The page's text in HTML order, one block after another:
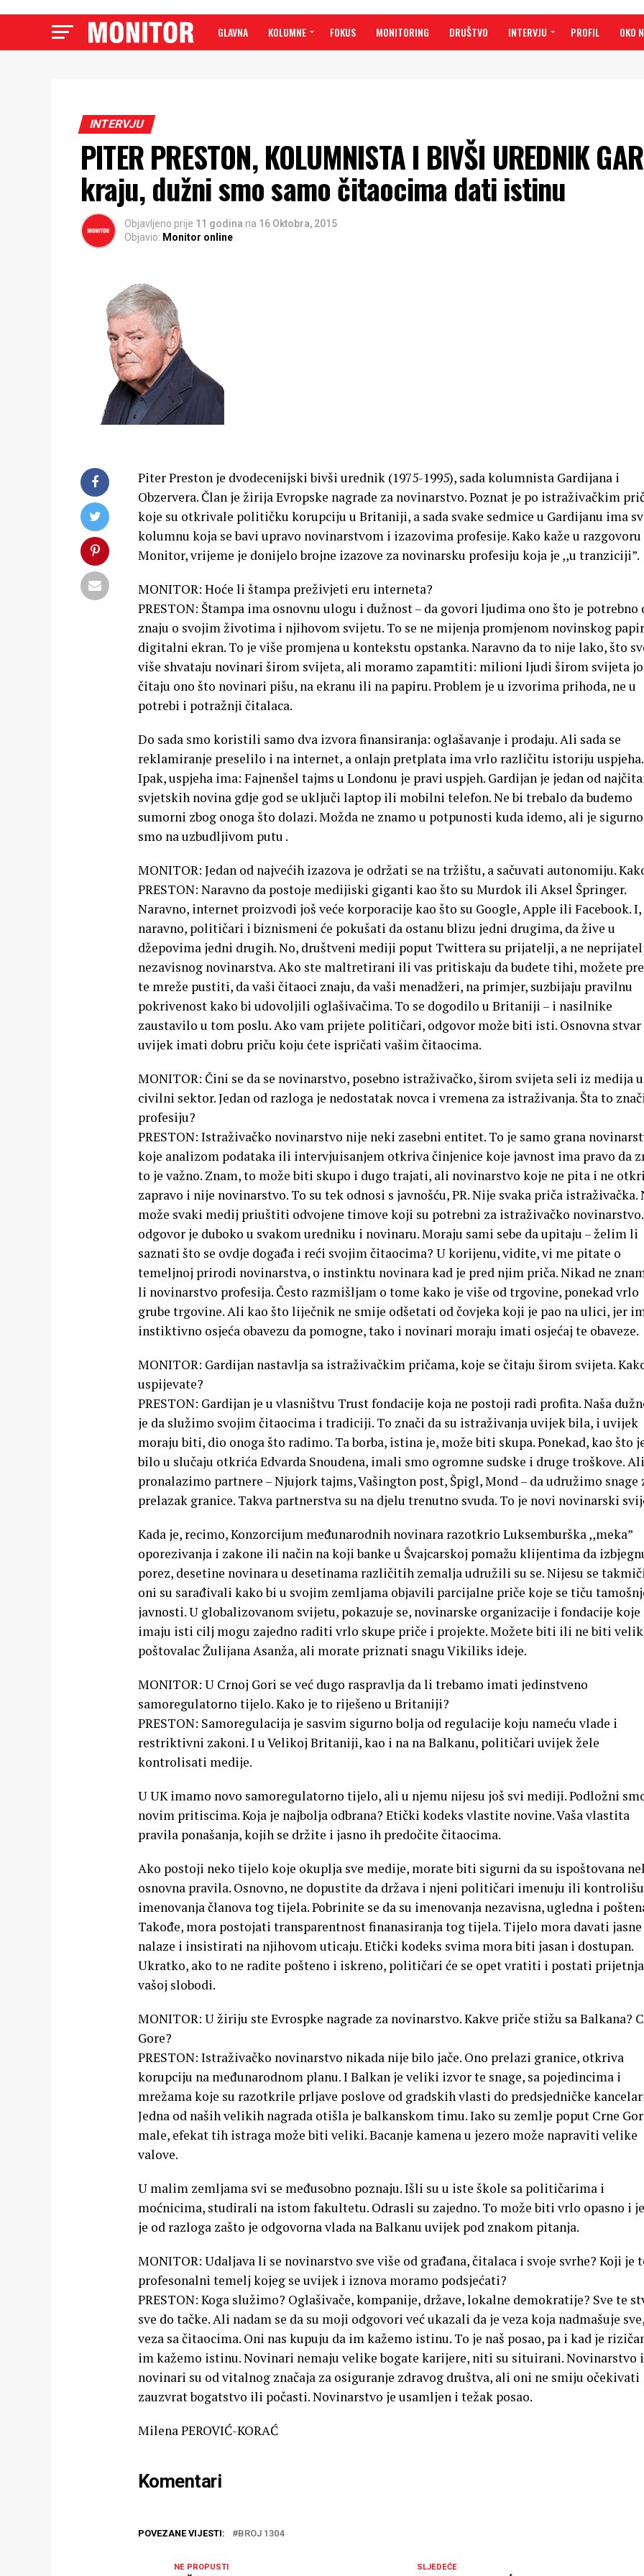
GLAVNA KOLUMNE FOKUS MONITORING DRUŠTVO INTERVJU PROFIL OKO
INTERVJU
PITER PRESTON, KOLUMNISTA I BIVŠI UREDNIK
kraju, dužni smo samo čitaocima dati istinu
Objavljeno prije 11 godina na 16 Oktobra, 2015
Objavio: Monitor online
Piter Preston je dvodecenijski bivši urednik (1975-1995), sada kolumnista Gardijana i
Obzervera. Član je žirija Evropske nagrade za novinarstvo. Poznat je po istraživačkim
koje su otkrivale političku korupciju u Britaniji, a sada svake sedmice u Gardijanu ima
kolumnu koja se bavi upravo novinarstvom i izazovima profesije. Kako kaže u razgovoru
Monitor, vrijeme je donijelo brojne izazove za novinarsku profesiju koja je ,,u tranziciji”.
MONITOR: Hoće li štampa preživjeti eru interneta?
PRESTON: Štampa ima osnovnu ulogu i dužnost – da govori ljudima ono što je potrebno
znaju o svojim životima i njihovom svijetu. To se ne mijenja promjenom novinskog
digitalni ekran. To je više promjena u kontekstu opstanka. Naravno da to nije lako, što
više shvataju novinari širom svijeta, ali moramo zapamtiti: milioni ljudi širom svijeta
čitaju ono što novinari pišu, na ekranu ili na papiru. Problem je u izvorima prihoda, ne u
potrebi i potražnji čitalaca.
Do sada smo koristili samo dva izvora finansiranja: oglašavanje i prodaju. Ali sada se
reklamiranje preselilo i na internet, a onlajn pretplata ima vrlo različitu istoriju uspjeha.
Ipak, uspjeha ima: Fajnenšel tajms u Londonu je pravi uspjeh. Gardijan je jedan od
svjetskih novina gdje god se uključi laptop ili mobilni telefon. Ne bi trebalo da budemo
sumorni zbog onoga što dolazi. Možda ne znamo u potpunosti kuda idemo, ali je
smo na uzbudljivom putu .
MONITOR: Jedan od najvećih izazova je održati se na tržištu, a sačuvati autonomiju.
PRESTON: Naravno da postoje medijiski giganti kao što su Murdok ili Aksel Špringer.
Naravno, internet proizvodi još veće korporacije kao što su Google, Apple ili Facebook. I,
naravno, političari i biznismeni će pokušati da ostanu blizu jedni drugima, da žive u
džepovima jedni drugih. No, društveni mediji poput Twittera su prijatelji, a ne
nezavisnog novinarstva. Ako ste maltretirani ili vas pritiskaju da budete tihi, možete
te mreže pustiti, da vaši čitaoci znaju, da vaši menadžeri, na primjer, suzbijaju pravilnu
pokrivenost kako bi udovoljili oglašivačima. To se dogodilo u Britaniji – i nasilnike
zaustavilo u tom poslu. Ako vam prijete političari, odgovor može biti isti. Osnovna stvar
uvijek imati dobru priču koju ćete ispričati vašim čitaocima.
MONITOR: Čini se da se novinarstvo, posebno istraživačko, širom svijeta seli iz medija u
civilni sektor. Jedan od razloga je nedostatak novca i vremena za istraživanja. Šta to
profesiju?
PRESTON: Istraživačko novinarstvo nije neki zasebni entitet. To je samo grana
koje analizom podataka ili intervjuisanjem otkriva činjenice koje javnost ima pravo da
to je važno. Znam, to može biti skupo i dugo trajati, ali novinarstvo koje ne pita i ne
zapravo i nije novinarstvo. To su tek odnosi s javnošću, PR. Nije svaka priča istraživačka.
može svaki medij priuštiti odvojene timove koji su potrebni za istraživačko
odgovor je duboko u svakom uredniku i novinaru. Moraju sami sebe da upitaju – želim li
saznati što se ovdje događa i reći svojim čitaocima? U korijenu, vidite, vi me pitate o
temeljnoj prirodi novinarstva, o instinktu novinara kad je pred njim priča. Nikad ne
li novinarstvo profesija. Često razmišljam o tome kako je više od trgovine, ponekad vrlo
grube trgovine. Ali kao što liječnik ne smije odšetati od čovjeka koji je pao na ulici, jer
instiktivno osjeća obavezu da pomogne, tako i novinari moraju imati osjećaj te obaveze.
MONITOR: Gardijan nastavlja sa istraživačkim pričama, koje se čitaju širom svijeta.
uspijevate?
PRESTON: Gardijan je u vlasništvu Trust fondacije koja ne postoji radi profita. Naša
je da služimo svojim čitaocima i tradiciji. To znači da su istraživanja uvijek bila, i uvijek
moraju biti, dio onoga što radimo. Ta borba, istina je, može biti skupa. Ponekad, kao što
bilo u slučaju otkrića Edvarda Snoudena, imali smo ogromne sudske i druge troškove.
pronalazimo partnere – Njujork tajms, Vašington post, Špigl, Mond – da udružimo snage
prelazak granice. Takva partnerstva su na djelu trenutno svuda. To je novi novinarski
Kada je, recimo, Konzorcijum međunarodnih novinara razotkrio Luksemburška ,,meka”
oporezivanja i zakone ili način na koji banke u Švajcarskoj pomažu klijentima da
porez, desetine novinara u desetinama različitih zemalja udružili su se. Nijesu se
oni su sarađivali kako bi u svojim zemljama objavili parcijalne priče koje se tiču
javnosti. U globalizovanom svijetu, pokazuje se, novinarske organizacije i fondacije koje
imaju isti cilj mogu zajedno raditi vrlo skupe priče i projekte. Možete biti ili ne biti
poštovalac Žulijana Asanža, ali morate priznati snagu Vikiliks ideje.
MONITOR: U Crnoj Gori se već dugo raspravlja da li trebamo imati jedinstveno
samoregulatorno tijelo. Kako je to riješeno u Britaniji?
PRESTON: Samoregulacija je sasvim sigurno bolja od regulacije koju nameću vlade i
restriktivni zakoni. I u Velikoj Britaniji, kao i na na Balkanu, političari uvijek žele
kontrolisati medije.
U UK imamo novo samoregulatorno tijelo, ali u njemu nijesu još svi mediji. Podložni
novim pritiscima. Koja je najbolja odbrana? Etički kodeks vlastite novine. Vaša vlastita
pravila ponašanja, kojih se držite i jasno ih predočite čitaocima.
Ako postoji neko tijelo koje okuplja sve medije, morate biti sigurni da su ispoštovana
osnovna pravila. Osnovno, ne dopustite da država i njeni političari imenuju ili kontrolišu
imenovanja članova tog tijela. Pobrinite se da su imenovanja nezavisna, ugledna i
Takođe, mora postojati transparentnost finanasiranja tog tijela. Tijelo mora davati jasne
nalaze i insistirati na njihovom uticaju. Etički kodeks svima mora biti jasan i dostupan.
Ukratko, ako to ne radite pošteno i iskreno, političari će se opet vratiti i postati prijetnja
vašoj slobodi.
MONITOR: U žiriju ste Evrospke nagrade za novinarstvo. Kakve priče stižu sa Balkana?
Gore?
PRESTON: Istraživačko novinarstvo nikada nije bilo jače. Ono prelazi granice, otkriva
korupciju na međunarodnom planu. I Balkan je veliki izvor te snage, sa pojedincima i
mrežama koje su razotkrile prljave poslove od gradskih vlasti do predsjedničke
Jedna od naših velikih nagrada otišla je balkanskom timu. Iako su zemlje poput Crne
male, efekat tih istraga može biti veliki. Bacanje kamena u jezero može napraviti velike
valove.
U malim zemljama svi se međusobno poznaju. Išli su u iste škole sa političarima i
moćnicima, studirali na istom fakultetu. Odrasli su zajedno. To može biti vrlo opasno i
je od razloga zašto je odgovorna vlada na Balkanu uvijek pod znakom pitanja.
MONITOR: Udaljava li se novinarstvo sve više od građana, čitalaca i svoje svrhe? Koji je
profesonalni temelj kojeg se uvijek i iznova moramo podsjećati?
PRESTON: Koga služimo? Oglašivače, kompanije, države, lokalne demokratije? Sve te
sve do tačke. Ali nadam se da su moji odgovori već ukazali da je veza koja nadmašuje sve,
veza sa čitaocima. Oni nas kupuju da im kažemo istinu. To je naš posao, pa i kad je
im kažemo istinu. Novinari nemaju velike bogate karijere, niti su situirani. Novinarstvo i
novinari su od vitalnog značaja za osiguranje zdravog društva, ali oni ne smiju očekivati
zauzvrat bogatstvo ili počasti. Novinarstvo je usamljen i težak posao.
Milena PEROVIĆ-KORAĆ
Komentari
POVEZANE VIJESTI: BROJ 1304
SLJEDEĆE
NE PROPUSTI